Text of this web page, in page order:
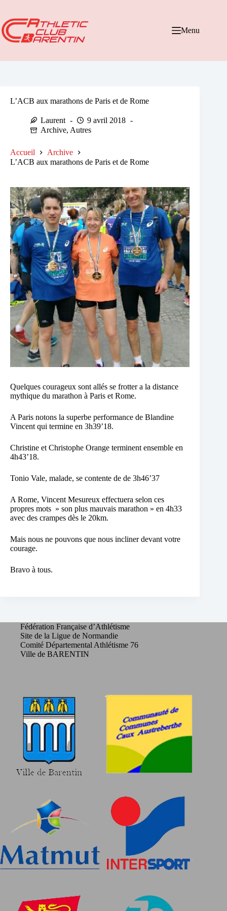
contenu
Menu
L’ACB aux marathons de Paris et de Rome
Laurent
9 avril 2018
Archive, Autres
Accueil
Archive
L’ACB aux marathons de Paris et de Rome
Quelques courageux sont allés se frotter a la distance
mythique du marathon à Paris et Rome.
A Paris notons la superbe performance de Blandine
Vincent qui termine en 3h39’18.
Christine et Christophe Orange terminent ensemble en
4h43’18.
Tonio Vale, malade, se contente de de 3h46’37
A Rome, Vincent Mesureux effectuera selon ces
propres mots » son plus mauvais marathon » en 4h33
avec des crampes dès le 20km.
Mais nous ne pouvons que nous incliner devant votre
courage.
Bravo à tous.
Fédération Française d’Athlétisme
Site de la Ligue de Normandie
Comité Départemental Athlétisme 76
Ville de BARENTIN